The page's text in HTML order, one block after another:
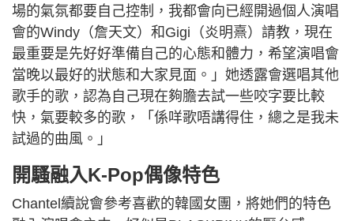
場的氣氛都要自己控制，我都會向已經開過個人演唱
會的Windy（詹天文）和Gigi（炎明熹）請教，現在
最重要是先好好準備自己的心態和體力，希望演唱會
當晚以最好的狀態和大家見面。」她透露會選唱其他
歌手的歌，認為自己現在夠膽去試一些咬字要比較
快，氣要較多的歌，「係咩歌唔講得住，總之是我未
試過的曲風。」
開騷融入K-Pop偶像特色
Chantel續說會參考喜歡的韓國女團，將她們的特色